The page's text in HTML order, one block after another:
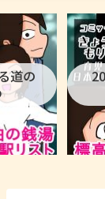
道の